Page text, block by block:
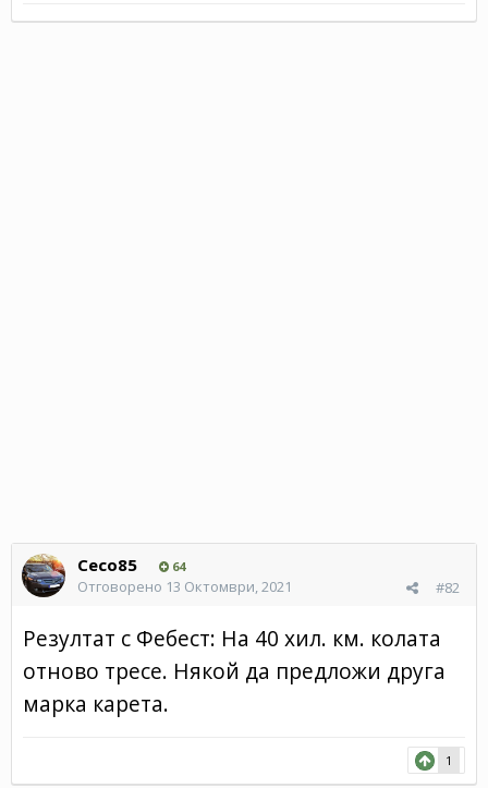
Ceco85 64
#82
Отговорено 13 Октомври, 2021
Резултат с Фебест: На 40 хил. км. колата
отново тресе. Някой да предложи друга
марка карета.
1